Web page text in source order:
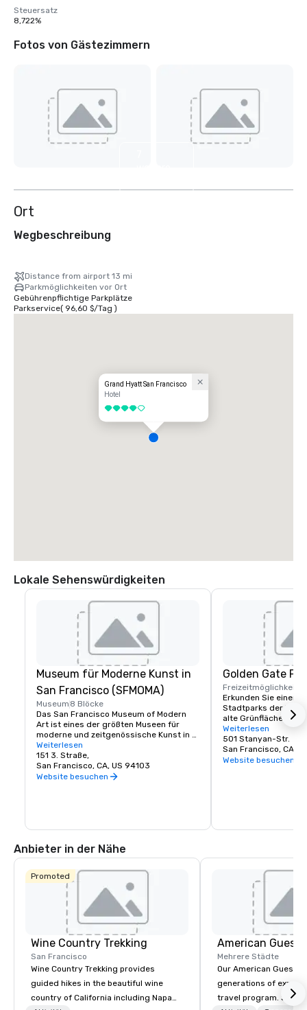
Steuersatz
8,722%
Fotos von Gästezimmern
Ort
Wegbeschreibung
Distance from airport 13 mi
Parkmöglichkeiten vor Ort
Gebührenpflichtige Parkplätze
Parkservice( 96,60 $/Tag )
Grand Hyatt San Francisco
Hotel
4 von 5
Lokale Sehenswürdigkeiten
Museum für Moderne Kunst in
San Francisco (SFMOMA)
Museum 8 Blöcke
Das San Francisco Museum of Modern
Art ist eines der größten Museen für
moderne und zeitgenössische Kunst in
den Vereinigten Staaten und ein
blühendes Kulturzentrum der Bay Area.
Es erstreckt sich über sieben
Stockwerke und verfügt über ein Café
Sonderausstellungen und
über statt.
Weiterlesen
151 3. Straße,
San Francisco, CA, US 94103
Website besuchen
Golden Gate
Freizeitmöglichkeiten
Erkunden Sie einen
Stadtparks der Welt.
alte Grünfläche ist
Park in New York
davon für
ein sicherer Ort, um
Schätze wie die
Weiterlesen
501 Stanyan-Str.
San Francisco, CA,
Website besuchen
Anbieter in der Nähe
Promoted
Wine Country Trekking
San Francisco
Wine Country Trekking provides
guided hikes in the beautiful wine
country of California including Napa
American Guest
Mehrere Städte
Our American Guest
generations of
travel program. Since